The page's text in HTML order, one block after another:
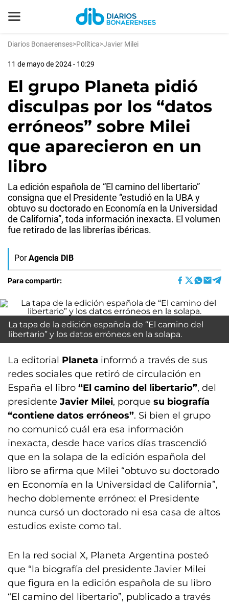
Diarios Bonaerenses>Política>Javier Milei
11 de mayo de 2024 - 10:29
El grupo Planeta pidió
disculpas por los “datos
erróneos” sobre Milei
que aparecieron en un
libro
La edición española de “El camino del libertario”
consigna que el Presidente “estudió en la UBA y
obtuvo su doctorado en Economía en la Universidad
de California”, toda información inexacta. El volumen
fue retirado de las librerías ibéricas.
Por Agencia DIB
Para compartir:
La tapa de la edición española de “El camino del
libertario” y los datos erróneos en la solapa.
La editorial Planeta informó a través de sus
redes sociales que retiró de circulación en
España el libro “El camino del libertario”, del
presidente Javier Milei, porque su biografía
“contiene datos erróneos”. Si bien el grupo
no comunicó cuál era esa información
inexacta, desde hace varios días trascendió
que en la solapa de la edición española del
libro se afirma que Milei “obtuvo su doctorado
en Economía en la Universidad de California”,
hecho doblemente erróneo: el Presidente
nunca cursó un doctorado ni esa casa de altos
estudios existe como tal.
En la red social X, Planeta Argentina posteó
que “la biografía del presidente Javier Milei
que figura en la edición española de su libro
“El camino del libertario”, publicado a través